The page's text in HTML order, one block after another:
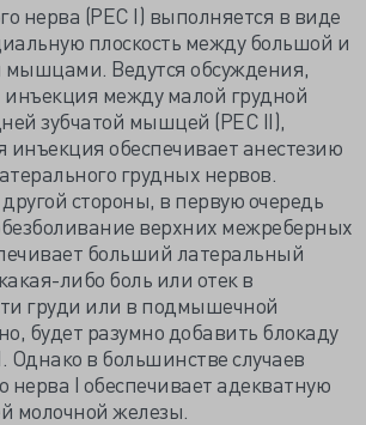
нерва (РЕС I) выполняется в виде
плоскость между большой и
Ведутся обсуждения,
между малой грудной
зубчатой мышцей (PЕС II),
инъекция обеспечивает анестезию
грудных нервов.
стороны, в первую очередь
верхних межреберных
больший латеральный
либо боль или отек в
груди или в подмышечной
будет разумно добавить блокаду
Однако в большинстве случаев
нерва I обеспечивает адекватную
молочной железы.